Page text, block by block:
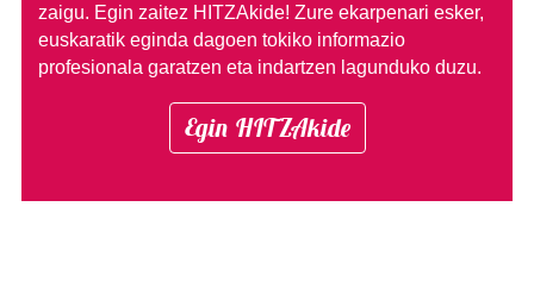
zaigu. Egin zaitez HITZAkide! Zure ekarpenari esker,
euskaratik eginda dagoen tokiko informazio
profesionala garatzen eta indartzen lagunduko duzu.
Egin HITZAkide